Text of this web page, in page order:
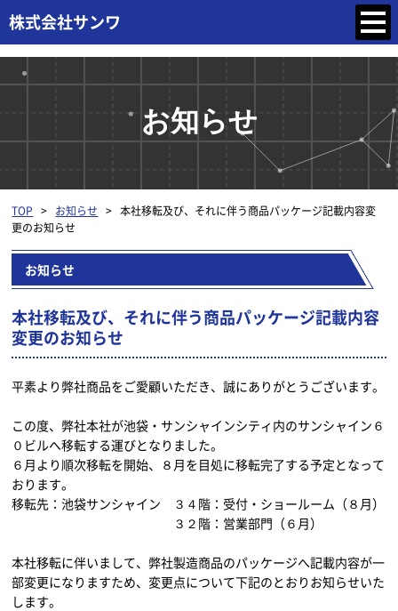
お知らせ
TOP > お知らせ >本社移転及び、それに伴う商品パッケージ記載内容変
更のお知らせ
お知らせ
本社移転及び、それに伴う商品パッケージ記載内容
変更のお知らせ
平素より弊社商品をご愛顧いただき、誠にありがとうございます。
この度、弊社本社が池袋・サンシャインシティ内のサンシャイン６
０ビルへ移転する運びとなりました。
６月より順次移転を開始、８月を目処に移転完了する予定となって
おります。
移転先：池袋サンシャイン ３４階：受付・ショールーム（８月）
３２階：営業部門（６月）
本社移転に伴いまして、弊社製造商品のパッケージへ記載内容が一
部変更になりますため、変更点について下記のとおりお知らせいた
します。